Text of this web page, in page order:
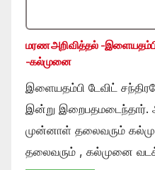
மரண அறிவித்தல் -இளையதம்பி
-கல்முனை
இளையதம்பி டேவிட்
இன்று
முன்னாள் தலைவரும்
தலைவரும் , கல்முனை